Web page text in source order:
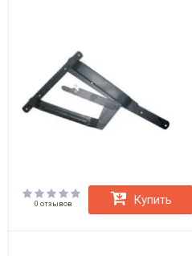
0 отзывов Купить